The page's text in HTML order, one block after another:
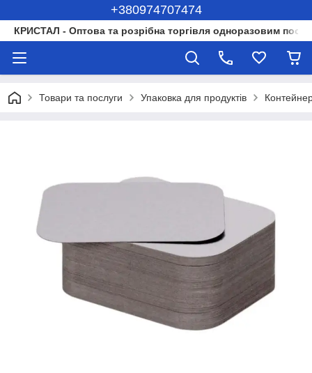
+380974707474
КРИСТАЛ - Оптова та розрібна торгівля одноразовим
Товари та послуги Упаковка для продуктів